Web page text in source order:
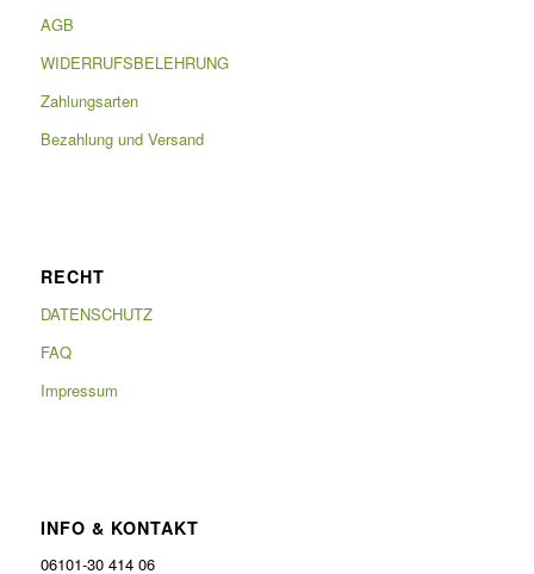
AGB
WIDERRUFSBELEHRUNG
Zahlungsarten
Bezahlung und Versand
RECHT
DATENSCHUTZ
FAQ
Impressum
INFO & KONTAKT
06101-30 414 06